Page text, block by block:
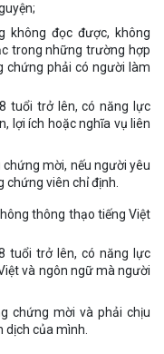
không đọc được, không
trong những trường hợp
chứng phải có người làm
tuổi trở lên, có năng lực
lợi ích hoặc nghĩa vụ liên
mời, nếu người yêu
viên chỉ định.
thông thạo tiếng Việt
tuổi trở lên, có năng lực
và ngôn ngữ mà người
chứng mời và phải chịu
của mình.